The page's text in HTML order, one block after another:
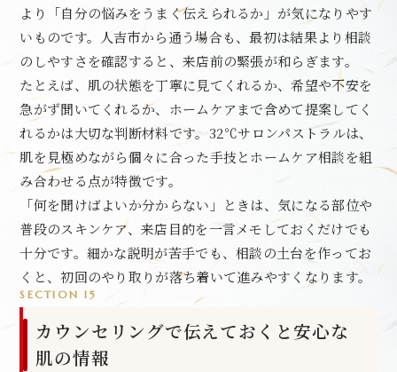
より「自分の悩みをうまく伝えられるか」が気になりやす
いものです。人吉市から通う場合も、最初は結果より相談
のしやすさを確認すると、来店前の緊張が和らぎます。
たとえば、肌の状態を丁寧に見てくれるか、希望や不安を
急がず聞いてくれるか、ホームケアまで含めて提案してく
れるかは大切な判断材料です。32℃サロンパストラルは、
肌を見極めながら個々に合った手技とホームケア相談を組
み合わせる点が特徴です。
「何を聞けばよいか分からない」ときは、気になる部位や
普段のスキンケア、来店目的を一言メモしておくだけでも
十分です。細かな説明が苦手でも、相談の土台を作ってお
くと、初回のやり取りが落ち着いて進みやすくなります。
SECTION 15
カウンセリングで伝えておくと安心な
肌の情報